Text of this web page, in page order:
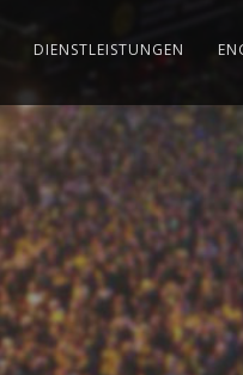
DIENSTLEISTUNGEN